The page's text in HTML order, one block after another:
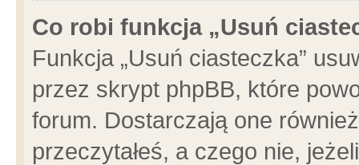
Co robi funkcja „Usuń
Funkcja „Usuń ciasteczka”
przez skrypt phpBB, które
forum. Dostarczają one
przeczytałeś, a czego nie,